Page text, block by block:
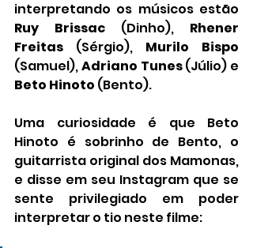
Ruy Brissac (Dinho), Rhener
Freitas (Sérgio), Murilo Bispo
(Samuel), Adriano Tunes
Beto Hinoto (Bento).
Uma curiosidade é que Beto
Hinoto é sobrinho de Bento, o
guitarrista original dos Mamonas,
e disse em seu Instagram que se
sente privilegiado em poder
interpretar o tio neste filme: